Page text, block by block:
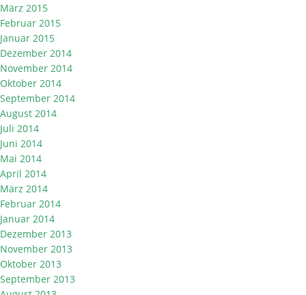
März 2015
Februar 2015
Januar 2015
Dezember 2014
November 2014
Oktober 2014
September 2014
August 2014
Juli 2014
Juni 2014
Mai 2014
April 2014
März 2014
Februar 2014
Januar 2014
Dezember 2013
November 2013
Oktober 2013
September 2013